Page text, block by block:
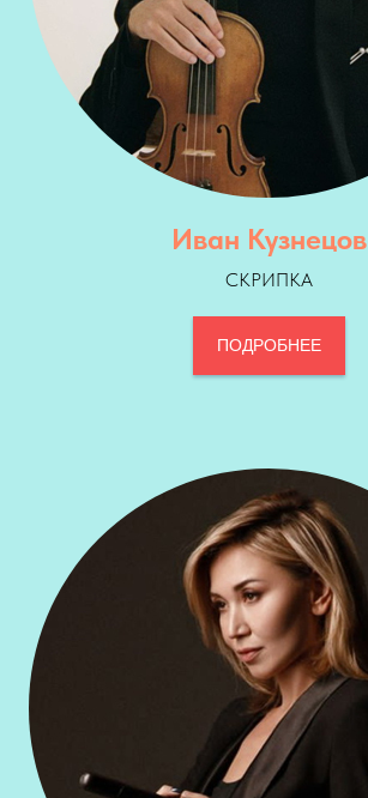
Иван Кузнецов
СКРИПКА
ПОДРОБНЕЕ